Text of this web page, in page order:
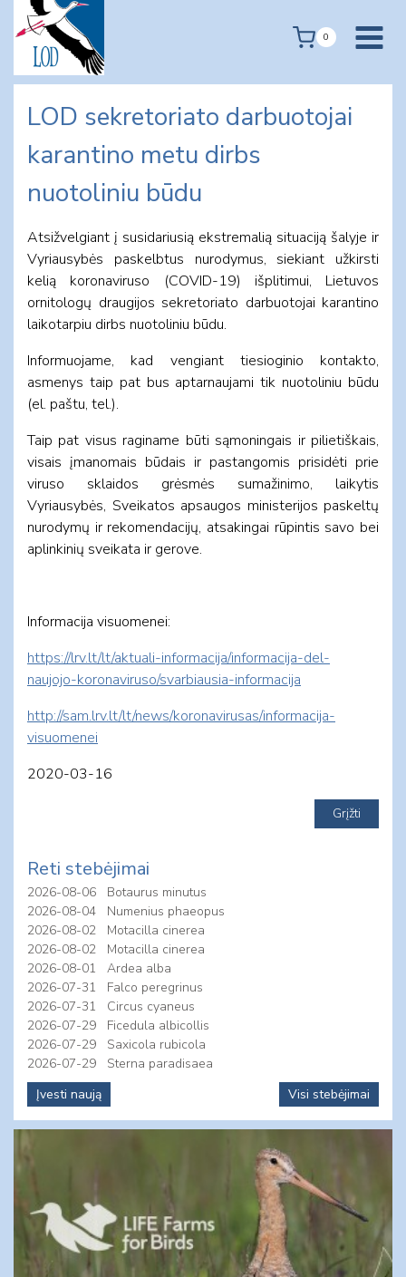
content
0
LOD sekretoriato darbuotojai
karantino metu dirbs
nuotoliniu būdu
Atsižvelgiant į susidariusią ekstremalią situaciją šalyje ir
Vyriausybės paskelbtus nurodymus, siekiant užkirsti
kelią koronaviruso (COVID-19) išplitimui, Lietuvos
ornitologų draugijos sekretoriato darbuotojai karantino
laikotarpiu dirbs nuotoliniu būdu.
Informuojame, kad vengiant tiesioginio kontakto,
asmenys taip pat bus aptarnaujami tik nuotoliniu būdu
(el. paštu, tel.).
Taip pat visus raginame būti sąmoningais ir pilietiškais,
visais įmanomais būdais ir pastangomis prisidėti prie
viruso sklaidos grėsmės sumažinimo, laikytis
Vyriausybės, Sveikatos apsaugos ministerijos paskeltų
nurodymų ir rekomendacijų, atsakingai rūpintis savo bei
aplinkinių sveikata ir gerove.
Informacija visuomenei:
https://lrv.lt/lt/aktuali-informacija/informacija-del-
naujojo-koronaviruso/svarbiausia-informacija
http://sam.lrv.lt/lt/news/koronavirusas/informacija-
visuomenei
2020-03-16
Reti stebėjimai
2026-08-06
Botaurus minutus
2026-08-04
Numenius phaeopus
2026-08-02
Motacilla cinerea
2026-08-02
Motacilla cinerea
2026-08-01
Ardea alba
2026-07-31
Falco peregrinus
2026-07-31
Circus cyaneus
2026-07-29
Ficedula albicollis
2026-07-29
Saxicola rubicola
2026-07-29
Sterna paradisaea
Įvesti naują
Visi stebėjimai